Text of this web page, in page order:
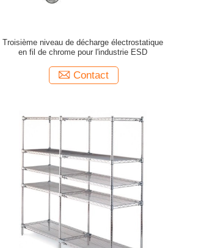
Troisième niveau de décharge électrostatique
en fil de chrome pour l'industrie ESD
Contact